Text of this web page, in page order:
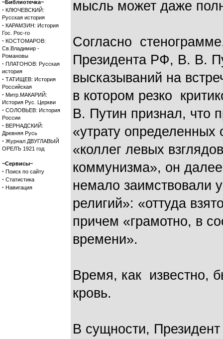
~Библиотечка~
· КЛЮЧЕВСКИЙ:
Русская история
· КАРАМЗИН: История
Гос. Рос-го
· КОСТОМАРОВ:
Св.Владимир -
Романовы
· ПЛАТОНОВ: Русская
история
· ТАТИЩЕВ: История
Российская
· Митр.МАКАРИЙ:
История Рус. Церкви
· СОЛОВЬЕВ: История
России
· ВЕРНАДСКИЙ:
Древняя Русь
· Журнал ДВУГЛАВЫЙ
ОРЕЛЪ 1921 год
~Сервисы~
· Поиск по сайту
· Статистика
· Навигация
мысль может даже
Согласно
Президента РФ, В. В.
высказываний на
в котором резко
В. Путин признал, что
«утрату
«коллег левых
коммунизма», он
немало заимствовали
религий»: «оттуда
причем «грамотно, в
времени».
Время, как известно,
кровь.
В сущности,